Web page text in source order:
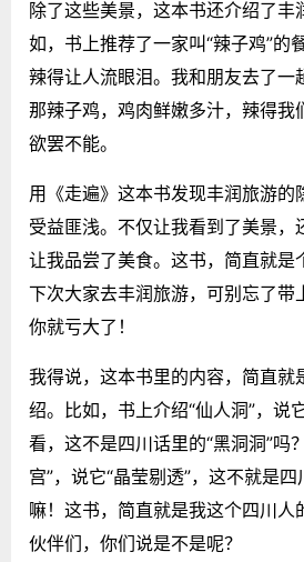
除了这些美景，这本书还介绍了丰
如，书上推荐了一家叫“辣子鸡”的
辣得让人流眼泪。我和朋友去了一
那辣子鸡，鸡肉鲜嫩多汁，辣得我
欲罢不能。
用《走遍》这本书发现丰润旅游的
受益匪浅。不仅让我看到了美景，
让我品尝了美食。这书，简直就是
下次大家去丰润旅游，可别忘了带
你就亏大了！
我得说，这本书里的内容，简直就
绍。比如，书上介绍“仙人洞”，说
看，这不是四川话里的“黑洞洞”吗
宫”，说它“晶莹剔透”，这不就是四
嘛！这书，简直就是我这个四川人
伙伴们，你们说是不是呢？